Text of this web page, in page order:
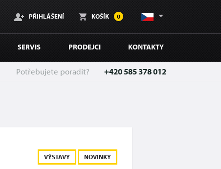
PŘIHLÁŠENÍ KOŠÍK 0
SERVIS PRODEJCI KONTAKTY
Potřebujete poradit? +420 585 378 012
VÝSTAVY NOVINKY